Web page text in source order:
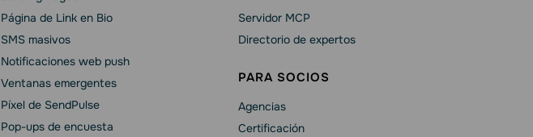
Página de Link en Bio
SMS masivos
Notificaciones web push
Ventanas emergentes
Píxel de SendPulse
Pop-ups de encuesta
Servidor MCP
Directorio de expertos
PARA SOCIOS
Agencias
Certificación